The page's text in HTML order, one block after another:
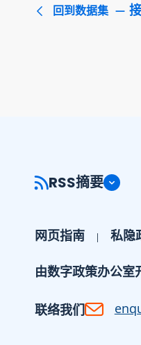
回到数据集
RSS摘要
网页指南 私隐
由数字政策办公室
联络我们